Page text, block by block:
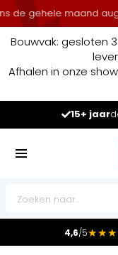
gehele maand
Bouwvak: gesloten
Afhalen in onze
15+ jaar
4,6/5